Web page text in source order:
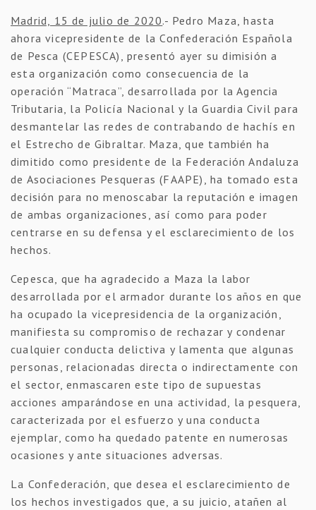
Madrid, 15 de julio de 2020.- Pedro Maza, hasta
ahora vicepresidente de la Confederación Española
de Pesca (CEPESCA), presentó ayer su dimisión a
esta organización como consecuencia de la
operación “Matraca”, desarrollada por la Agencia
Tributaria, la Policía Nacional y la Guardia Civil para
desmantelar las redes de contrabando de hachís en
el Estrecho de Gibraltar. Maza, que también ha
dimitido como presidente de la Federación Andaluza
de Asociaciones Pesqueras (FAAPE), ha tomado esta
decisión para no menoscabar la reputación e imagen
de ambas organizaciones, así como para poder
centrarse en su defensa y el esclarecimiento de los
hechos.
Cepesca, que ha agradecido a Maza la labor
desarrollada por el armador durante los años en que
ha ocupado la vicepresidencia de la organización,
manifiesta su compromiso de rechazar y condenar
cualquier conducta delictiva y lamenta que algunas
personas, relacionadas directa o indirectamente con
el sector, enmascaren este tipo de supuestas
acciones amparándose en una actividad, la pesquera,
caracterizada por el esfuerzo y una conducta
ejemplar, como ha quedado patente en numerosas
ocasiones y ante situaciones adversas.
La Confederación, que desea el esclarecimiento de
los hechos investigados que, a su juicio, atañen al